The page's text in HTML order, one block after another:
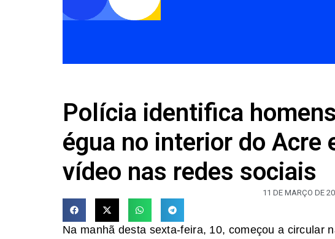
Polícia identifica
égua no interior do Acre
vídeo nas redes sociais
11 DE MARÇO DE
Na manhã desta sexta-feira, 10, começou a circular